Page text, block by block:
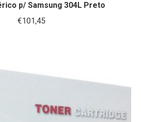
p/ Samsung 304L Preto
€101,45